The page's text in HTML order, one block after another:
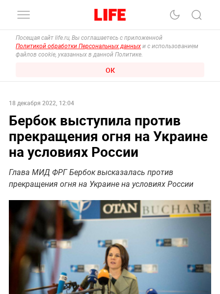
Посещая сайт life.ru, Вы соглашаетесь с приложенной
Политикой обработки Персональных данных и с использованием
файлов cookie, указанных в данной Политике.
ОК
18 декабря 2022, 12:04
Бербок выступила против
прекращения огня на Украине
на условиях России
Глава МИД ФРГ Бербок высказалась против
прекращения огня на Украине на условиях России